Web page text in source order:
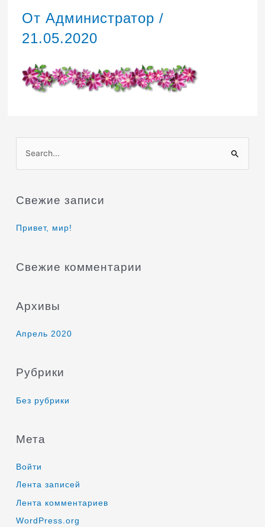
От Администратор /
21.05.2020
о
с
Свежие записи
Привет, мир!
Свежие комментарии
Архивы
Апрель 2020
Рубрики
Без рубрики
Мета
Войти
Лента записей
Лента комментариев
WordPress.org